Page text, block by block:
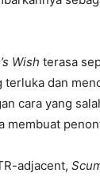
Wish terasa
terluka dan
cara yang
membuat
adjacent,